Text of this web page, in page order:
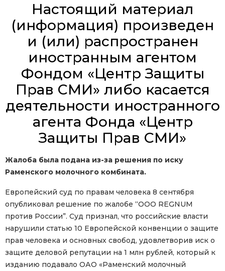
Настоящий материал
(информация) произведен
и (или) распространен
иностранным агентом
Фондом «Центр Защиты
Прав СМИ» либо касается
деятельности иностранного
агента Фонда «Центр
Защиты Прав СМИ»
Жалоба была подана из-за решения по иску
Раменского молочного комбината.
Европейский суд по правам человека 8 сентября
опубликовал решение по жалобе “ООО REGNUM
против России”. Суд признал, что российские власти
нарушили статью 10 Европейской конвенции о защите
прав человека и основных свобод, удовлетворив иск о
защите деловой репутации на 1 млн рублей, который к
изданию подавало ОАО «Раменский молочный